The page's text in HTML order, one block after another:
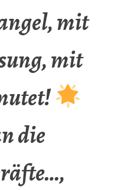
mit
mit
die